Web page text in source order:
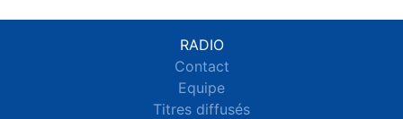
RADIO
Contact
Equipe
Titres diffusés